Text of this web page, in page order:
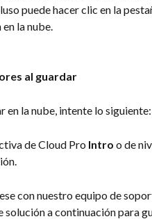
puede hacer clic en la
la nube.
al guardar
en la nube, intente lo siguiente:
de Cloud Pro Intro o de
con nuestro equipo de
solución a continuación para